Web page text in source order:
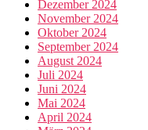
Dezember 2024
November 2024
Oktober 2024
September 2024
August 2024
Juli 2024
Juni 2024
Mai 2024
April 2024